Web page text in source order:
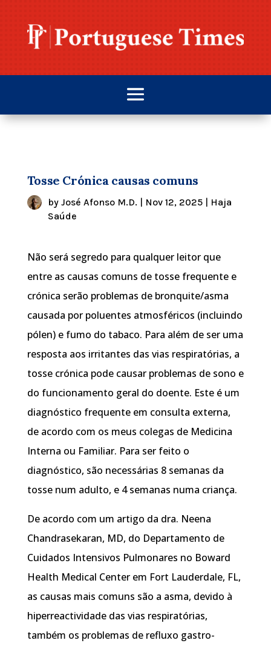
Tosse Crónica causas comuns
by José Afonso M.D. | Nov 12, 2025| Haja
Saúde
Não será segredo para qualquer leitor que
entre as causas comuns de tosse frequente e
crónica serão problemas de bronquite/asma
causada por poluentes atmosféricos (incluindo
pólen) e fumo do tabaco. Para além de ser uma
resposta aos irritantes das vias respiratórias, a
tosse crónica pode causar problemas de sono e
do funcionamento geral do doente. Este é um
diagnóstico frequente em consulta externa,
de acordo com os meus colegas de Medicina
Interna ou Familiar. Para ser feito o
diagnóstico, são necessárias 8 semanas da
tosse num adulto, e 4 semanas numa criança.
De acordo com um artigo da dra. Neena
Chandrasekaran, MD, do Departamento de
Cuidados Intensivos Pulmonares no Boward
Health Medical Center em Fort Lauderdale, FL,
as causas mais comuns são a asma, devido à
hiperreactividade das vias respiratórias,
também os problemas de refluxo gastro-